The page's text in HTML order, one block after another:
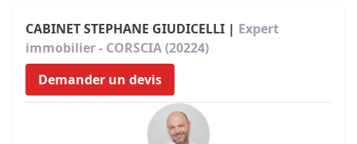
CABINET STEPHANE GIUDICELLI | Expert
immobilier - CORSCIA (20224)
Demander un devis